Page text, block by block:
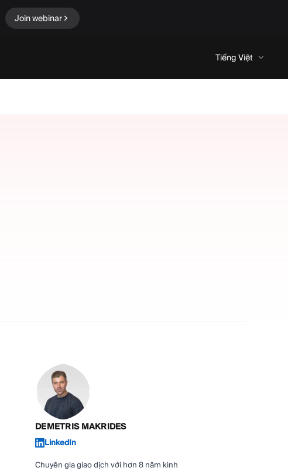
Join webinar
Tiếng Việt
DEMETRIS MAKRIDES
LinkedIn
Chuyên gia giao dịch với hơn 8 năm kinh